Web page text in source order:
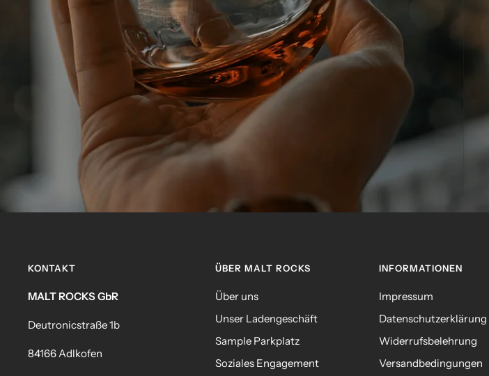
KONTAKT
MALT ROCKS GbR
Deutronicstraße 1b
84166 Adlkofen
ÜBER MALT ROCKS
Über uns
Unser Ladengeschäft
Sample Parkplatz
Soziales Engagement
INFORMATIONEN
Impressum
Datenschutzerklärung
Widerrufsbelehrung
Versandbedingungen